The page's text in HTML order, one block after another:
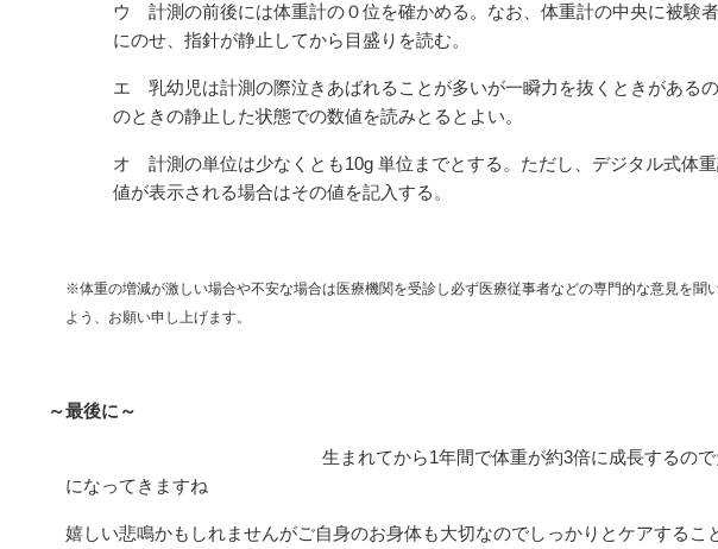
ウ 計測の前後には体重計の０位を確かめる。なお、体重計の中央に被験
にのせ、指針が静止してから目盛りを読む。
エ 乳幼児は計測の際泣きあばれることが多いが一瞬力を抜くときがある
のときの静止した状態での数値を読みとるとよい。
オ 計測の単位は少なくとも10g 単位までとする。ただし、デジタル式体
値が表示される場合はその値を記入する。
※体重の増減が激しい場合や不安な場合は医療機関を受診し必ず医療従事者などの専門的な意見を聞
よう、お願い申し上げます。
～最後に～
生まれてから1年間で体重が約3倍に成長するの
になってきますね
嬉しい悲鳴かもしれませんがご自身のお身体も大切なのでしっかりとケアするこ